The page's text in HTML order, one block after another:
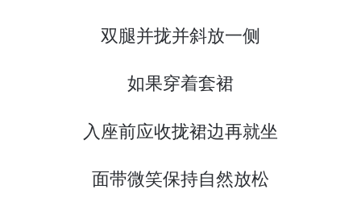
双腿并拢并斜放一侧
如果穿着套裙
入座前应收拢裙边再就坐
面带微笑保持自然放松